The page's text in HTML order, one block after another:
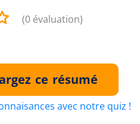
(0 évaluation)
ce résumé
avec notre quiz !